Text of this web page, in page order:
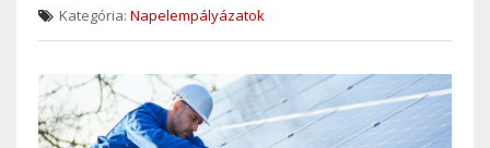
Kategória: Napelempályázatok